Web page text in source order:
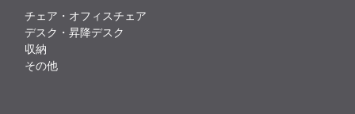
チェア・オフィスチェア
デスク・昇降デスク
収納
その他